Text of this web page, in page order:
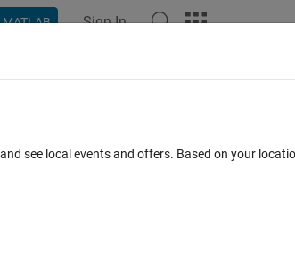
MATLAB Sign In
学習について
see local events and offers. Based on your